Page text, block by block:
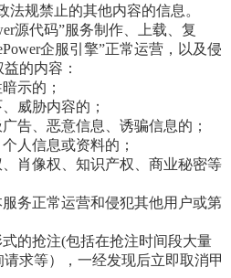
法规禁止的其他内容的信息。
源代码”服务制作、上载、复
企服引擎”正常运营，以及侵
的内容：
示的；
威胁内容的；
告、恶意信息、诱骗信息的；
人信息或资料的；
肖像权、知识产权、商业秘密等
务正常运营和侵犯其他用户或第
的抢注(包括在抢注时间段大量
求等），一经发现后立即取消甲